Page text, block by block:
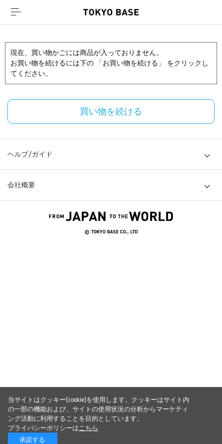
現在、買い物かごには商品が入っておりません。
お買い物を続けるには下の 「お買い物を続ける」 をクリックし
てください。
買い物を続ける
ヘルプ/ガイド
会社概要
© TOKYO BASE CO., LTD
当サイトはクッキー(cookie)を使用します。クッキーはサイト内
の一部の機能および、サイトの使用状況の分析からマーケティ
ング活動に利用することを目的としています。
プライバシーポリシーはこちら
承諾する